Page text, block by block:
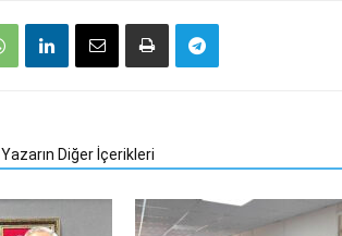
Yazarın Diğer İçerikleri